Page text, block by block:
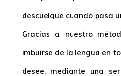
descuelgue cuando pasa
Gracias a nuestro
imbuirse de la lengua en
desee, mediante una